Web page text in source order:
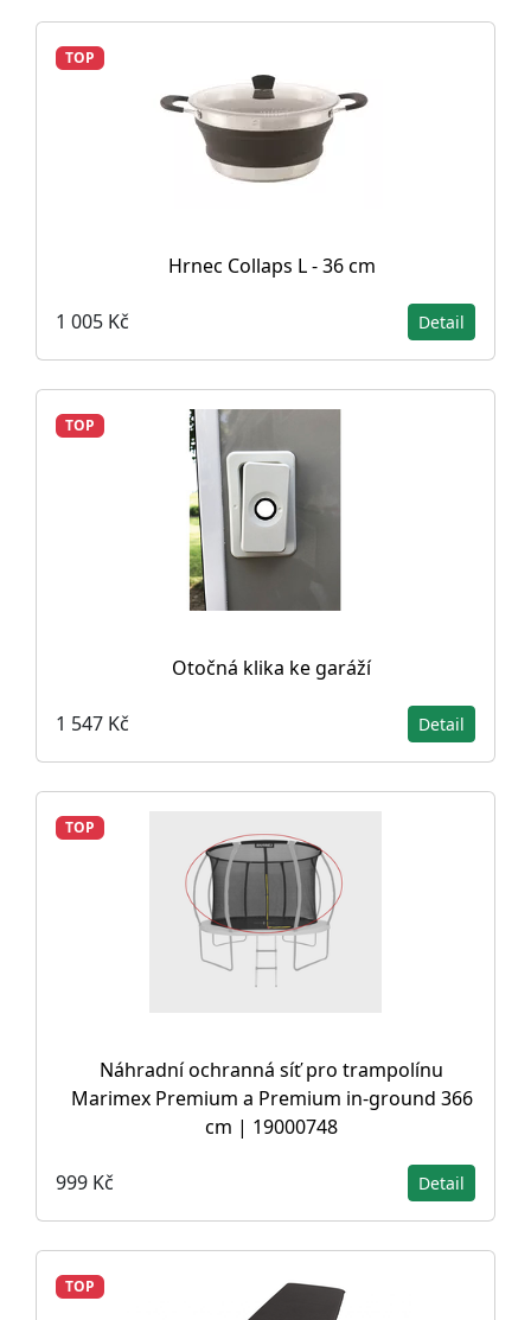
TOP
Hrnec Collaps L - 36 cm
1 005 Kč Detail
TOP
Otočná klika ke garáží
1 547 Kč Detail
TOP
Náhradní ochranná síť pro trampolínu
Marimex Premium a Premium in-ground 366
cm | 19000748
999 Kč Detail
TOP